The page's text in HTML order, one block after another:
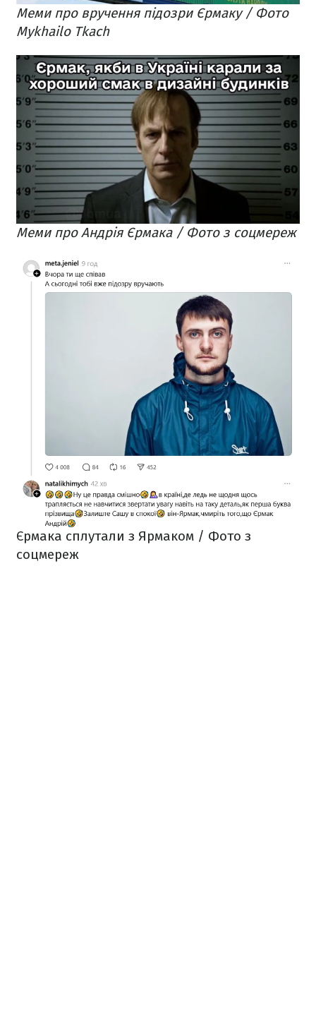
Меми про вручення підозри Єрмаку / Фото
Mykhailo Tkach
Меми про Андрія Єрмака / Фото з соцмереж
Єрмака сплутали з Ярмаком / Фото з
соцмереж